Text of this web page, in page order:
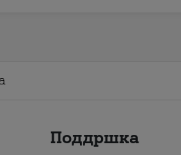
Поддршка